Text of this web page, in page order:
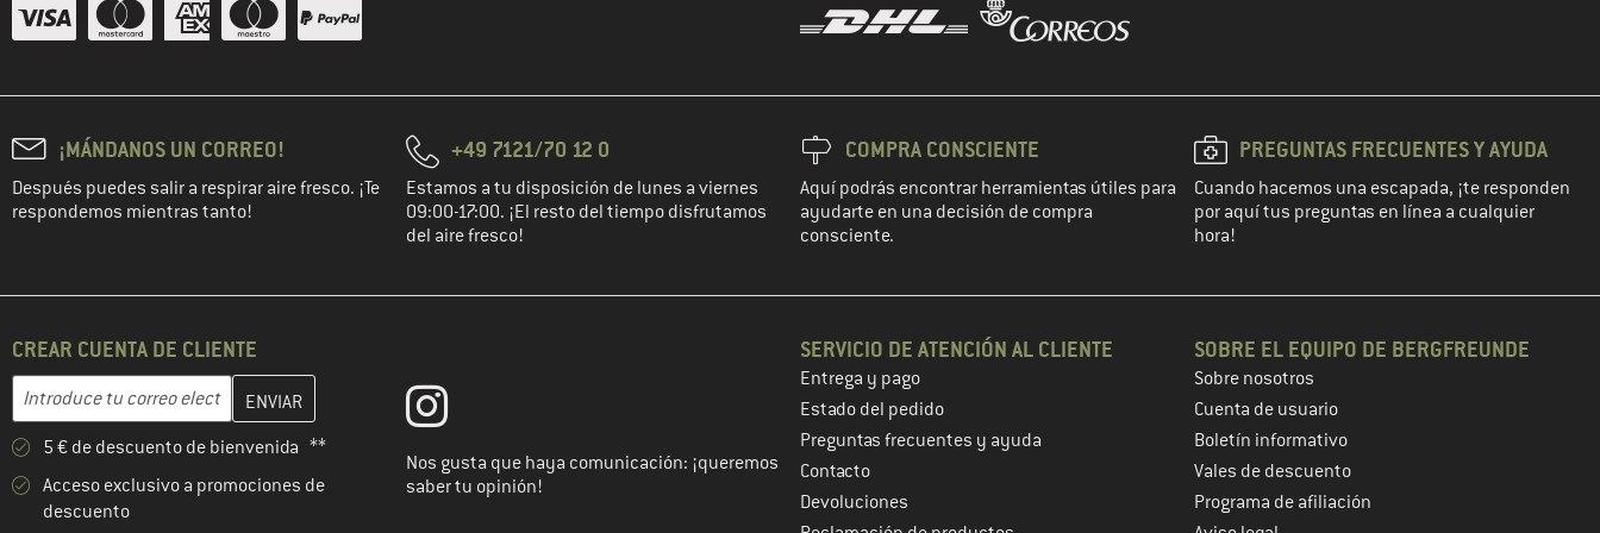
¡MÁNDANOS UN CORREO!
Después puedes salir a respirar aire fresco. ¡Te
respondemos mientras tanto!
+49 7121/70 12 0
Estamos a tu disposición de lunes a viernes
09:00-17:00. ¡El resto del tiempo disfrutamos
del aire fresco!
COMPRA CONSCIENTE
Aquí podrás encontrar herramientas útiles para
ayudarte en una decisión de compra
consciente.
PREGUNTAS FRECUENTES Y AYUDA
Cuando hacemos una escapada, ¡te responden
por aquí tus preguntas en línea a cualquier
hora!
CREAR CUENTA DE CLIENTE
Dirección de correo electrónico
Introduce aquí tu dirección de correo electrónico y crea tu cuenta de cliente en el siguiente paso
5 € de descuento de bienvenida **
Acceso exclusivo a promociones de
descuento
Nos gusta que haya comunicación: ¡queremos
saber tu opinión!
SERVICIO DE ATENCIÓN AL CLIENTE
Entrega y pago
Estado del pedido
Preguntas frecuentes y ayuda
Contacto
Devoluciones
SOBRE EL EQUIPO DE BERGFREUNDE
Sobre nosotros
Cuenta de usuario
Boletín informativo
Vales de descuento
Programa de afiliación